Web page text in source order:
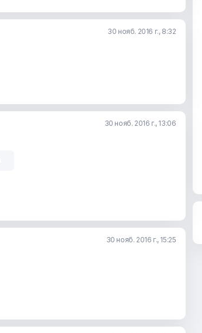
30 нояб. 2016 г., 8:32
30 нояб. 2016 г., 13:06
30 нояб. 2016 г., 15:25